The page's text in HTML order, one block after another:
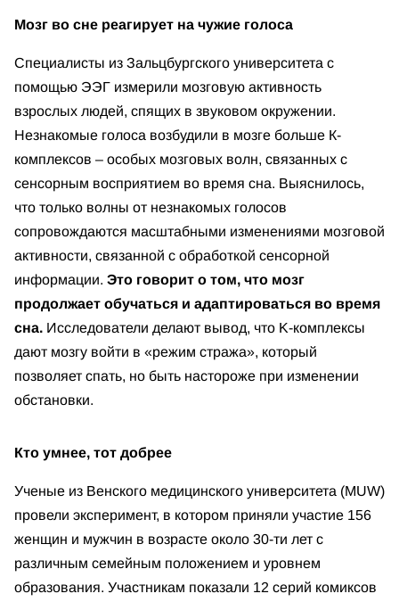
Мозг во сне реагирует на чужие голоса
Специалисты из Зальцбургского университета с
помощью ЭЭГ измерили мозговую активность
взрослых людей, спящих в звуковом окружении.
Незнакомые голоса возбудили в мозге больше К-
комплексов – особых мозговых волн, связанных с
сенсорным восприятием во время сна. Выяснилось,
что только волны от незнакомых голосов
сопровождаются масштабными изменениями мозговой
активности, связанной с обработкой сенсорной
информации. Это говорит о том, что мозг
продолжает обучаться и адаптироваться во время
сна. Исследователи делают вывод, что K-комплексы
дают мозгу войти в «режим стража», который
позволяет спать, но быть настороже при изменении
обстановки.
Кто умнее, тот добрее
Ученые из Венского медицинского университета (MUW)
провели эксперимент, в котором приняли участие 156
женщин и мужчин в возрасте около 30-ти лет с
различным семейным положением и уровнем
образования. Участникам показали 12 серий комиксов